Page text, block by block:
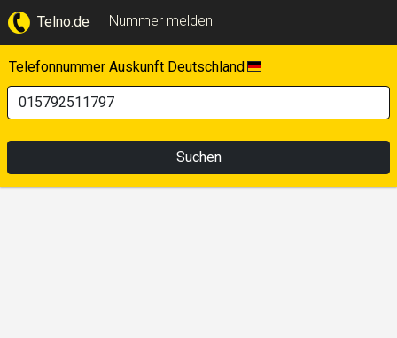
Telno.de Nummer melden
Telefonnummer Auskunft Deutschland
Suchen